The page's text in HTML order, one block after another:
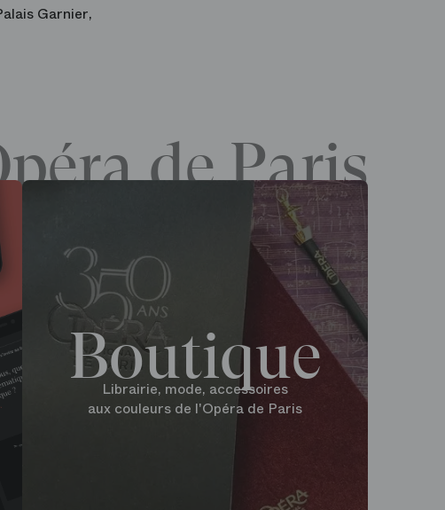
Garnier,
de Paris
Boutique
Librairie, mode, accessoires
aux couleurs de l'Opéra de Paris